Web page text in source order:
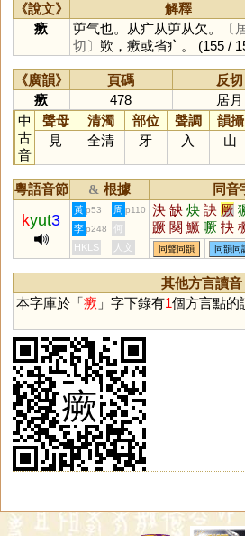
《說文》 解釋
瘚
屰气也。从疒从屰从欠。
〔
切〕 欮，瘚或省疒。 (155 /
《廣韻》 頁碼 反切
瘚
478
居月
中
古
音
聲母 清濁 部位 聲調 韻攝
見
全清 牙 入 山
粵語音節 & 根據 同音
kyut3
黃 p53 周 p110 決 缺 炔 訣 厥
蹶 闋 鱖 噘 抉
譎 鴃 蟨 趹 觖
觼 劂 駃 鵙 鐍
嶡 吷 僪 鷢 殌
李 p248
何
HKLS
人文 同聲同韻 同韻同
其他方言讀音
本字庫於「瘚 」字下錄有1個方言點的